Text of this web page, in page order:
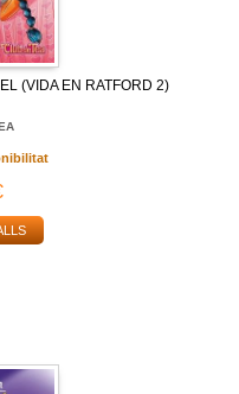
(VIDA EN RATFORD 2)